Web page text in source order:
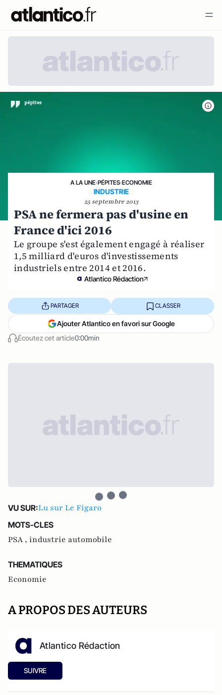
A LA UNE›PÉPITES›ECONOMIE
INDUSTRIE
25 septembre 2013
PSA ne fermera pas d'usine en
France d'ici 2016
Le groupe s'est également engagé à réaliser
1,5 milliard d'euros d'investissements
industriels entre 2014 et 2016.
Atlantico Rédaction
Écoutez cet article0:00min
PARTAGER CLASSER
Ajouter Atlantico en favori sur Google
VU SUR:Lu sur Le Figaro
MOTS-CLES
PSA , industrie automobile
THEMATIQUES
Economie
A PROPOS DES AUTEURS
Atlantico Rédaction
SUIVRE